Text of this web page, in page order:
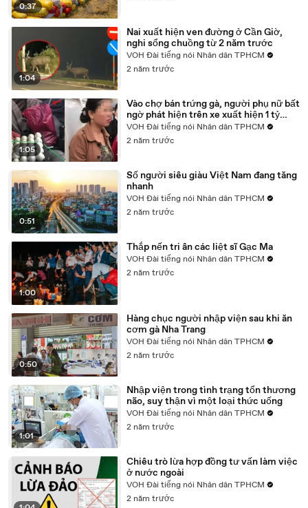
0:37
1:04
Nai xuất hiện ven đường ở Cần Giờ,
nghi sổng chuồng từ 2 năm trước
VOH Đài tiếng nói Nhân dân TPHCM
2 năm trước
1:05
Vào chợ bán trứng gà, người phụ nữ bất
ngờ phát hiện trên xe xuất hiện 1 tỷ
đồng
VOH Đài tiếng nói Nhân dân TPHCM
2 năm trước
0:51
Số người siêu giàu Việt Nam đang tăng
nhanh
VOH Đài tiếng nói Nhân dân TPHCM
2 năm trước
1:00
Thắp nến tri ân các liệt sĩ Gạc Ma
VOH Đài tiếng nói Nhân dân TPHCM
2 năm trước
0:50
Hàng chục người nhập viện sau khi ăn
cơm gà Nha Trang
VOH Đài tiếng nói Nhân dân TPHCM
2 năm trước
1:01
Nhập viện trong tình trạng tổn thương
não, suy thận vì một loại thức uống
VOH Đài tiếng nói Nhân dân TPHCM
2 năm trước
Chiêu trò lừa hợp đồng tư vấn làm việc
ở nước ngoài
VOH Đài tiếng nói Nhân dân TPHCM
2 năm trước